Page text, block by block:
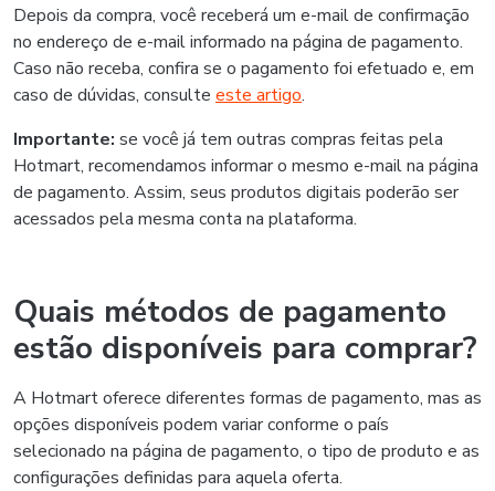
Depois da compra, você receberá um e-mail de confirmação
no endereço de e-mail informado na página de pagamento.
Caso não receba, confira se o pagamento foi efetuado e, em
caso de dúvidas, consulte este artigo.
Importante: se você já tem outras compras feitas pela
Hotmart, recomendamos informar o mesmo e-mail na página
de pagamento. Assim, seus produtos digitais poderão ser
acessados pela mesma conta na plataforma.
Quais métodos de pagamento
estão disponíveis para comprar?
A Hotmart oferece diferentes formas de pagamento, mas as
opções disponíveis podem variar conforme o país
selecionado na página de pagamento, o tipo de produto e as
configurações definidas para aquela oferta.